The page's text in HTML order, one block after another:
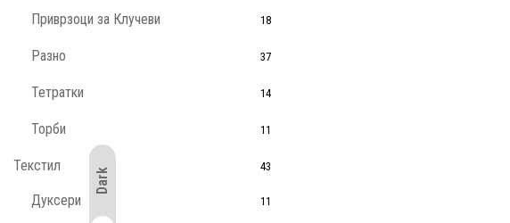
Приврзоци за Клучеви 18
Разно 37
Тетратки 14
Торби 11
Текстил 43
Дуксери 11
Dark